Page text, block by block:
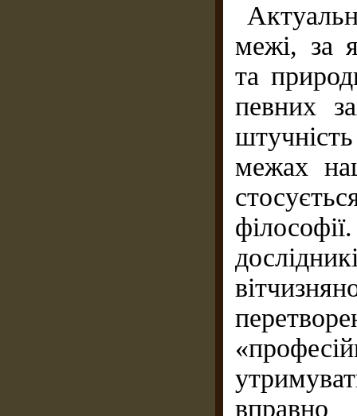
межі, за
та
певних
межах